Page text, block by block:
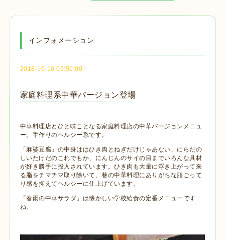
インフォメーション
2018-10-10 03:50:00
家庭料理系中華バージョン登場
中華料理店とひと味ことなる家庭料理店の中華バージョンメニュ
ー。手作りのヘルシー系です。
「麻婆豆腐」の中身ははひき肉とねぎだけじゃあない、にらだの
しいたけだのこれでもか、にんじんのサイの目までいろんな具材
が好き勝手に投入されています。ひき肉も大量に浮き上がって来
る脂をチマチマ取り除いて、巷の中華料理にありがちな脂ごって
り感を抑えてヘルシーに仕上げています。
「春雨の中華サラダ」は懐かしい学校給食の定番メニューです
ね。